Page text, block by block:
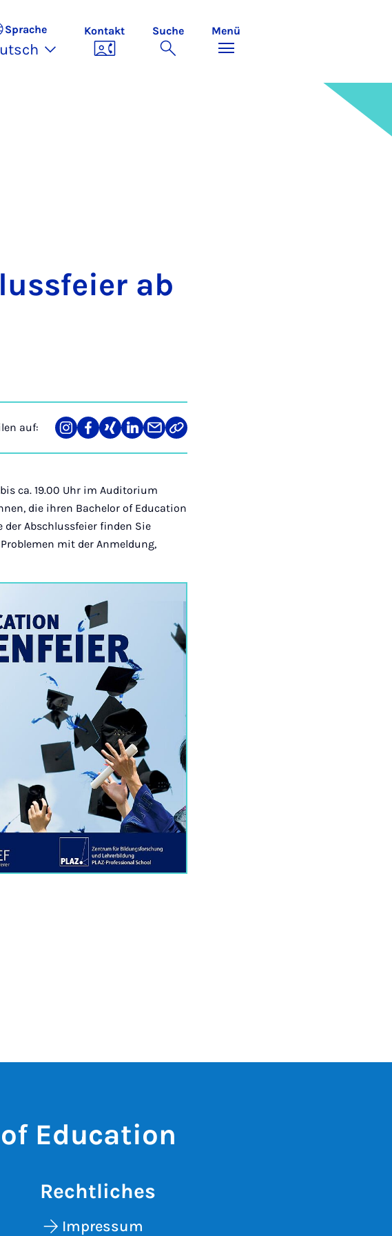
Sprache Kontakt Suche Menü
ab
auf:
Teilen
auf
Teilen
auf
Teilen
auf
Teilen
auf
Teilen
über
Link
kopieren
ca. 19.00 Uhr im Auditorium
die ihren Bachelor of Education
der Abschlussfeier finden Sie
mit der Anmeldung,
Education
Rechtliches
Impressum